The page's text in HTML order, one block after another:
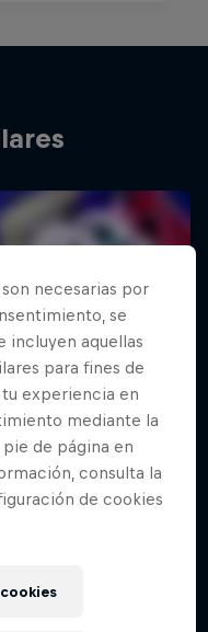
necesarias por
se
incluyen aquellas
para fines de
experiencia en
mediante la
de página en
consulta la
de cookies